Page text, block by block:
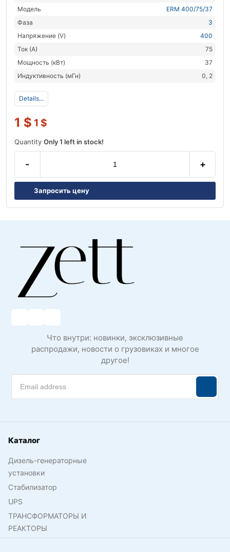
Модель
ERM 400/75/37
Фаза
3
Напряжение (V)
400
Ток (А)
75
Мощность (кВт)
37
Индуктивность (мГн)
0, 2
Details...
1 $ 1 $
Quantity Only 1 left in stock!
- +
Запросить цену
Что внутри: новинки, эксклюзивные
распродажи, новости о грузовиках и многое
другое!
Каталог
Дизель-генераторные
установки
Стабилизатор
UPS
ТРАНСФОРМАТОРЫ И
РЕАКТОРЫ